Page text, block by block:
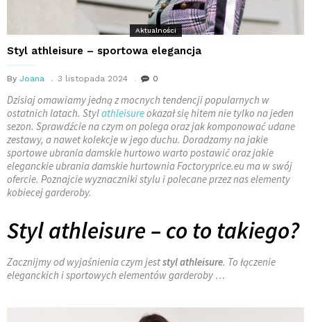
Aktualności
Styl athleisure – sportowa elegancja
By Joana 3 listopada 2024 0
Dzisiaj omawiamy jedną z mocnych tendencji popularnych w
ostatnich latach. Stylathleisureokazał się hitem nie tylko na jeden
sezon. Sprawdźcie na czym on polega oraz jak komponować udane
zestawy, a nawet kolekcje w jego duchu. Doradzamy na jakie
sportowe ubrania damskie hurtowo warto postawić oraz jakie
eleganckie ubrania damskie hurtownia Factoryprice.eu ma w swój
ofercie. Poznajcie wyznaczniki stylu i polecane przez nas elementy
kobiecej garderoby.
Styl athleisure – co to takiego?
Zacznijmy od wyjaśnienia czym jeststyl athleisure. To łączenie
eleganckich i sportowych elementów garderoby …